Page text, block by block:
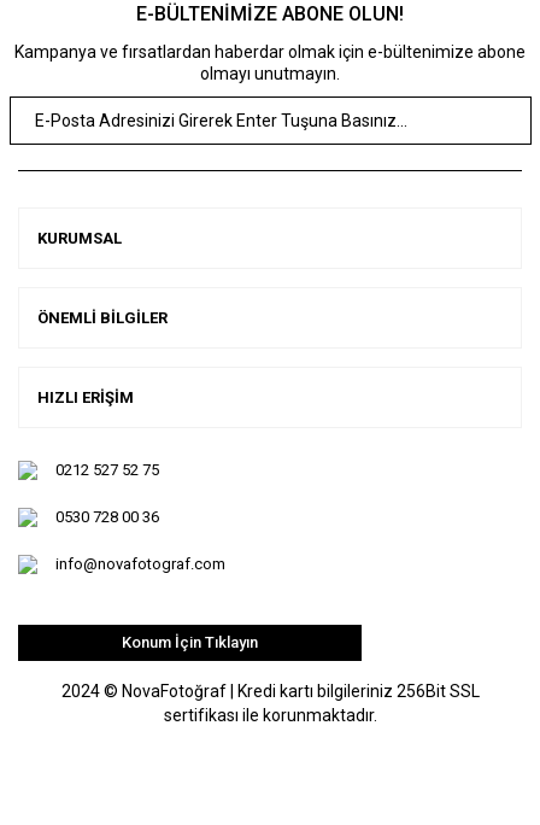
E-BÜLTENİMİZE ABONE OLUN!
Kampanya ve fırsatlardan haberdar olmak için e-bültenimize abone
olmayı unutmayın.
KURUMSAL
ÖNEMLİ BİLGİLER
HIZLI ERİŞİM
0212 527 52 75
0530 728 00 36
info@novafotograf.com
Konum İçin Tıklayın
2024 © NovaFotoğraf | Kredi kartı bilgileriniz 256Bit SSL
sertifikası ile korunmaktadır.